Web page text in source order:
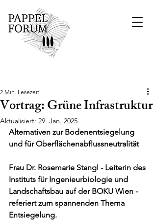
Vortrag: Grüne Infrastruktur
2 Min. Lesezeit
Aktualisiert: 29. Jan. 2025
Alternativen zur Bodenentsiegelung
und für Oberflächenabflussneutralität
Frau Dr. Rosemarie Stangl - Leiterin des
Instituts für Ingenieurbiologie und
Landschaftsbau auf der BOKU Wien -
referiert zum spannenden Thema
Entsiegelung.